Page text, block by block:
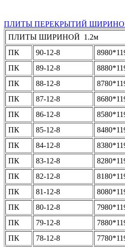
ПЛИТЫ ПЕРЕКРЫТИЙ
ПЛИТЫ ШИРИНОЙ 1.2м
ПК
90-12-8
ПК
89-12-8
ПК
88-12-8
ПК
87-12-8
ПК
86-12-8
ПК
85-12-8
ПК
84-12-8
ПК
83-12-8
ПК
82-12-8
ПК
81-12-8
ПК
80-12-8
ПК
79-12-8
ПК
78-12-8